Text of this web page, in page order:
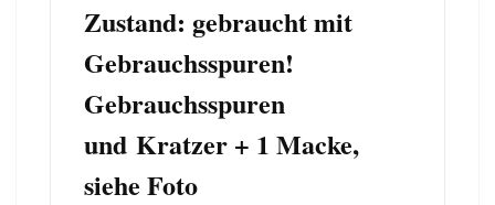
Zustand: gebraucht mit
Gebrauchsspuren!
Gebrauchsspuren
und Kratzer + 1 Macke,
siehe Foto